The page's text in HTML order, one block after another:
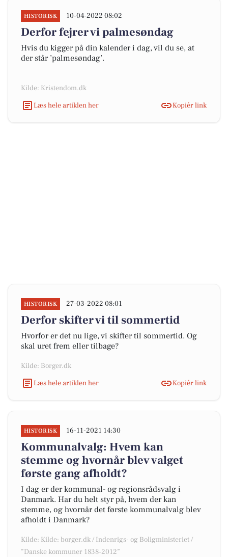
HISTORISK 10-04-2022 08:02
Derfor fejrer vi palmesøndag
Hvis du kigger på din kalender i dag, vil du se, at
der står ’palmesøndag’.
Kilde: Kristendom.dk
Læs hele artiklen her
Kopiér link
HISTORISK 27-03-2022 08:01
Derfor skifter vi til sommertid
Hvorfor er det nu lige, vi skifter til sommertid. Og
skal uret frem eller tilbage?
Kilde: Borger.dk
Læs hele artiklen her
Kopiér link
HISTORISK 16-11-2021 14:30
Kommunalvalg: Hvem kan
stemme og hvornår blev valget
første gang afholdt?
I dag er der kommunal- og regionsrådsvalg i
Danmark. Har du helt styr på, hvem der kan
stemme, og hvornår det første kommunalvalg blev
afholdt i Danmark?
Kilde: Kilde: borger.dk / Indenrigs- og Boligministeriet /
”Danske kommuner 1838-2012”